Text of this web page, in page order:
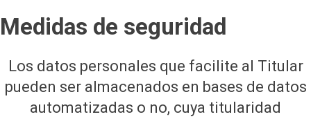
Medidas de seguridad
Los datos personales que facilite al Titular
pueden ser almacenados en bases de datos
automatizadas o no, cuya titularidad